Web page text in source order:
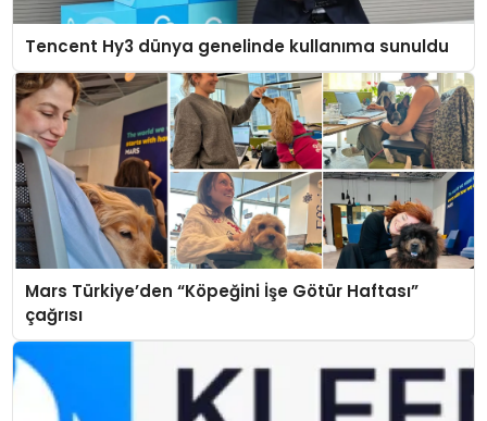
Tencent Hy3 dünya genelinde kullanıma sunuldu
Mars Türkiye’den “Köpeğini İşe Götür Haftası”
çağrısı